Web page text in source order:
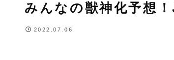
みんなの獣神化予想
2022.07.06